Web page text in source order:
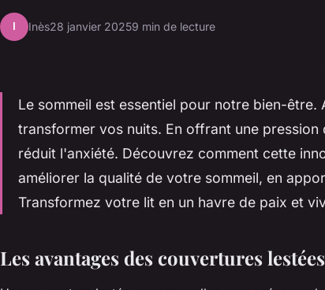
I Inès28 janvier 20259 min de lecture
Le sommeil est essentiel pour notre bien-
transformer vos nuits. En offrant une
réduit l'anxiété. Découvrez comment cette
améliorer la qualité de votre sommeil, en
Transformez votre lit en un havre de paix et
Les avantages des couvertures